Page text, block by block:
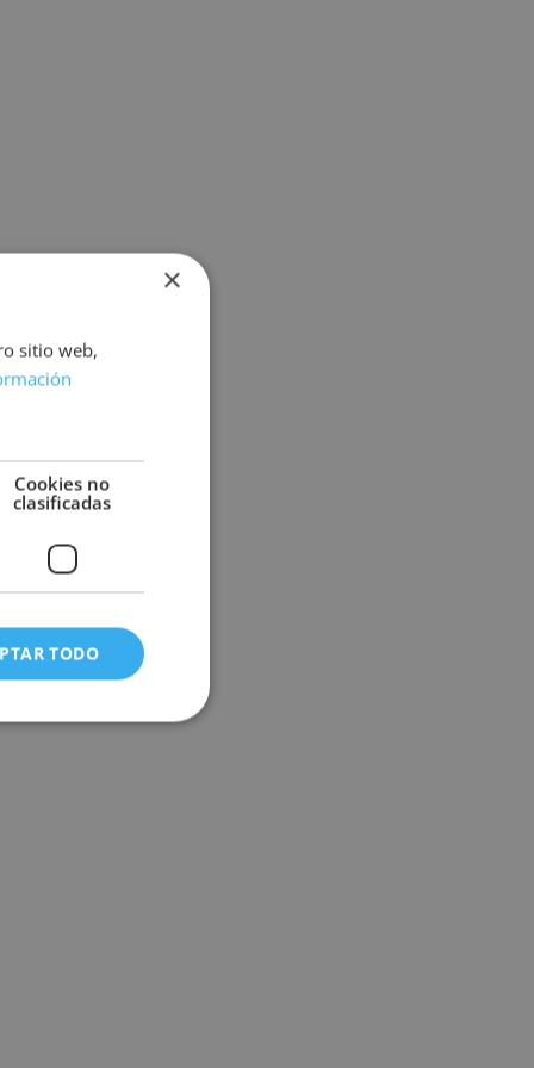
×
sitio web,
Cookies no
clasificadas
TODO